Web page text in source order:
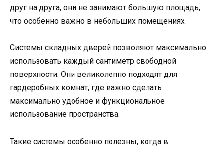
друг на друга, они не занимают большую площадь,
что особенно важно в небольших помещениях.
Системы складных дверей позволяют максимально
использовать каждый сантиметр свободной
поверхности. Они великолепно подходят для
гардеробных комнат, где важно сделать
максимально удобное и функциональное
использование пространства.
Такие системы особенно полезны, когда в